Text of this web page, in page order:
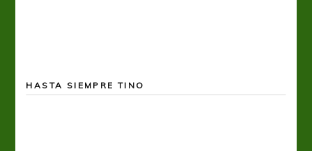
HASTA SIEMPRE TINO